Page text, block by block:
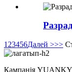
1 23456Далей >>>
Кампанія YUANKY